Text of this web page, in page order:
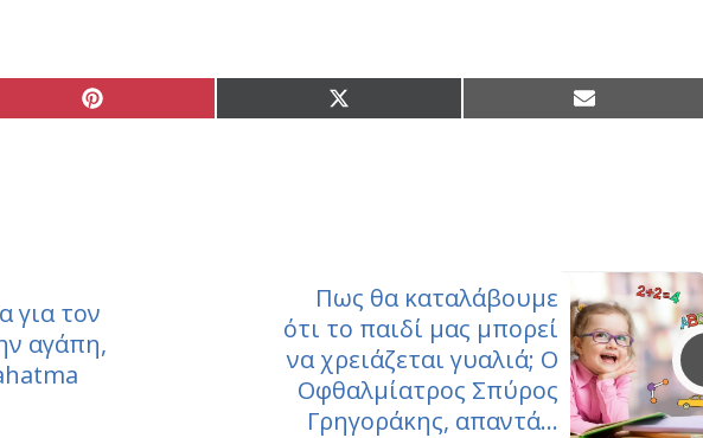
Share
on
Share
on
Share
on
για τον
αγάπη,
Πως θα καταλάβουμε
ότι το παιδί μας μπορεί
να χρειάζεται γυαλιά; Ο
Οφθαλμίατρος Σπύρος
Γρηγοράκης, απαντά…